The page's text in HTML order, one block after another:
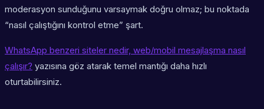
moderasyon sunduğunu varsaymak doğru olmaz; bu noktada
“nasıl çalıştığını kontrol etme” şart.
WhatsApp benzeri siteler nedir, web/mobil mesajlaşma nasıl
çalışır? yazısına göz atarak temel mantığı daha hızlı
oturtabilirsiniz.